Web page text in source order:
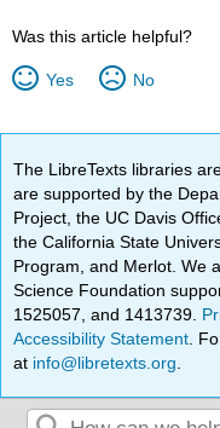
Was this article helpful?
Yes No
The LibreTexts libraries
are supported by the
Project, the UC Davis
the California State
Program, and Merlot. We
Science Foundation
1525057, and 1413739.
Accessibility Statement .
at info@libretexts.org